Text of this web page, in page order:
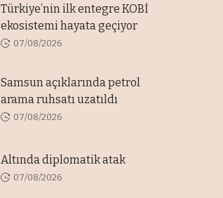
Türkiye’nin ilk entegre KOBİ
ekosistemi hayata geçiyor
07/08/2026
Samsun açıklarında petrol
arama ruhsatı uzatıldı
07/08/2026
Altında diplomatik atak
07/08/2026